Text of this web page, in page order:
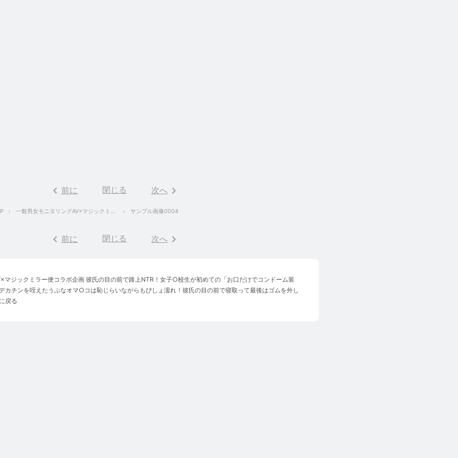
keyboard_arrow_left 前に 閉じる 次へ keyboard_arrow_right
サンプル画像0004
keyboard_arrow_left 前に 閉じる 次へ keyboard_arrow_right
マジックミラー便コラボ企画 彼氏の目の前で路上NTR！女子○校生が初めての「お口だけでコンドーム装
カチンを咥えたうぶなオマ○コは恥じらいながらもびしょ濡れ！彼氏の目の前で寝取って最後はゴムを外し
戻る